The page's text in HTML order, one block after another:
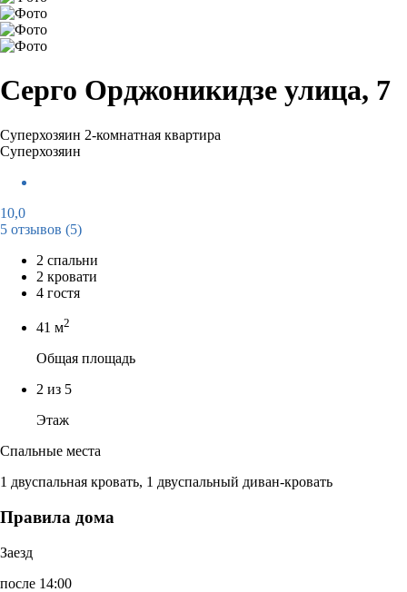
Серго Орджоникидзе улица, 7
Суперхозяин 2-комнатная квартира
Суперхозяин
10,0
5 отзывов (5)
2 спальни
2 кровати
4 гостя
41 м2
Общая площадь
2 из 5
Этаж
Спальные места
1 двуспальная кровать, 1 двуспальный диван-кровать
Правила дома
Заезд
после 14:00